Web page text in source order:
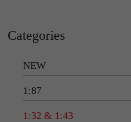
Categories
NEW
1:87
1:32 & 1:43